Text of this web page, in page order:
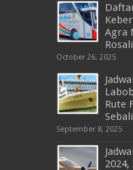
Agra
October 26, 2025
Rute
September 8, 2025
2024,